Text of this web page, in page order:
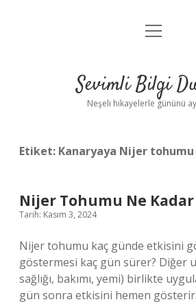
Anasayfa
Yasal Uyarı
menüyü
Sevimli Bilgi
Neşeli hikayelerle gününü
Etiket: Kanaryaya Nijer
Nijer Tohumu Ne
Tarih: Kasım 3, 2024
Nijer tohumu kaç günde etkisini
göstermesi kaç gün sürer? ​​Diğer
sağlığı, bakımı, yemi) birlikte
gün sonra etkisini hemen